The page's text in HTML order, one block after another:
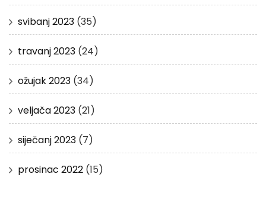
svibanj 2023 (35)
travanj 2023 (24)
ožujak 2023 (34)
veljača 2023 (21)
siječanj 2023 (7)
prosinac 2022 (15)